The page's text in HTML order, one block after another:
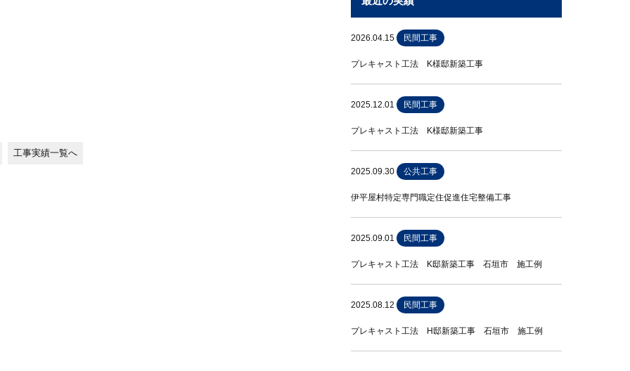
工事実績一覧へ
2026.04.15 民間工事
プレキャスト工法 K様邸新築工事
2025.12.01 民間工事
プレキャスト工法 K様邸新築工事
2025.09.30 公共工事
伊平屋村特定専門職定住促進住宅整備工事
2025.09.01 民間工事
プレキャスト工法 K邸新築工事 石垣市 施工例
2025.08.12 民間工事
プレキャスト工法 H邸新築工事 石垣市 施工例